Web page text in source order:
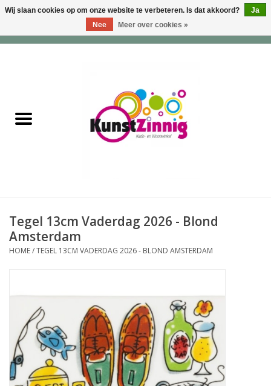
Wonen & Lifestyle
Tassen & Portemonnees
Kinderen
Cadeauboeken
Stationery & Gifts
Tegel 13cm Vaderdag 2026 - Blond
Amsterdam
HOME/TEGEL 13CM VADERDAG 2026 - BLOND AMSTERDAM
Wij slaan cookies op om onze website te verbeteren. Is dat akkoord?
Ja
Nee
Meer over cookies »